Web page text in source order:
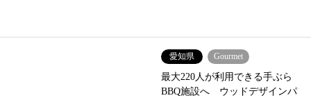
愛知県 Gourmet
最大220人が利用できる手ぶら
BBQ施設へ ウッドデザインパ